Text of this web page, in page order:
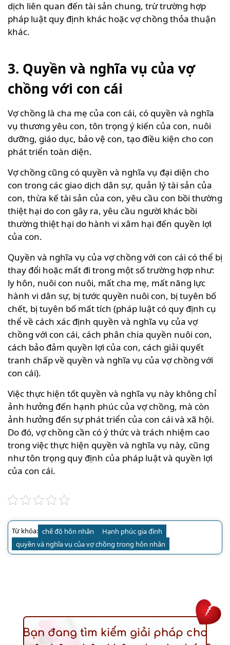
dịch liên quan đến tài sản chung, trừ trường hợp
pháp luật quy định khác hoặc vợ chồng thỏa thuận
khác.
3. Quyền và nghĩa vụ của vợ
chồng với con cái
Vợ chồng là cha mẹ của con cái, có quyền và nghĩa
vụ thương yêu con, tôn trọng ý kiến của con, nuôi
dưỡng, giáo dục, bảo vệ con, tạo điều kiện cho con
phát triển toàn diện.
Vợ chồng cũng có quyền và nghĩa vụ đại diện cho
con trong các giao dịch dân sự, quản lý tài sản của
con, thừa kế tài sản của con, yêu cầu con bồi thường
thiệt hại do con gây ra, yêu cầu người khác bồi
thường thiệt hại do hành vi xâm hại đến quyền lợi
của con.
Quyền và nghĩa vụ của vợ chồng với con cái có thể bị
thay đổi hoặc mất đi trong một số trường hợp như:
ly hôn, nuôi con nuôi, mất cha mẹ, mất năng lực
hành vi dân sự, bị tước quyền nuôi con, bị tuyên bố
chết, bị tuyên bố mất tích (pháp luật có quy định cụ
thể về cách xác định quyền và nghĩa vụ của vợ
chồng với con cái, cách phân chia quyền nuôi con,
cách bảo đảm quyền lợi của con, cách giải quyết
tranh chấp về quyền và nghĩa vụ của vợ chồng với
con cái).
Việc thực hiện tốt quyền và nghĩa vụ này không chỉ
ảnh hưởng đến hạnh phúc của vợ chồng, mà còn
ảnh hưởng đến sự phát triển của con cái và xã hội.
Do đó, vợ chồng cần có ý thức và trách nhiệm cao
trong việc thực hiện quyền và nghĩa vụ này, cũng
như tôn trọng quy định của pháp luật và quyền lợi
của con cái.
Từ khóa: chế độ hôn nhân
Hạnh phúc gia đình
quyền và nghĩa vụ của vợ chồng trong hôn nhân
Bạn đang tìm kiếm giải pháp cho